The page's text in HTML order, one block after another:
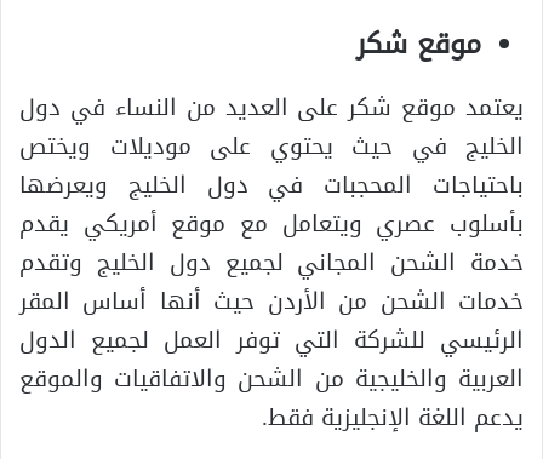
موقع شكر
يعتمد موقع شكر على العديد من النساء في دول
الخليج في حيث يحتوي على موديلات ويختص
باحتياجات المحجبات في دول الخليج ويعرضها
بأسلوب عصري ويتعامل مع موقع أمريكي يقدم
خدمة الشحن المجاني لجميع دول الخليج وتقدم
خدمات الشحن من الأردن حيث أنها أساس المقر
الرئيسي للشركة التي توفر العمل لجميع الدول
العربية والخليجية من الشحن والاتفاقيات والموقع
يدعم اللغة الإنجليزية فقط.